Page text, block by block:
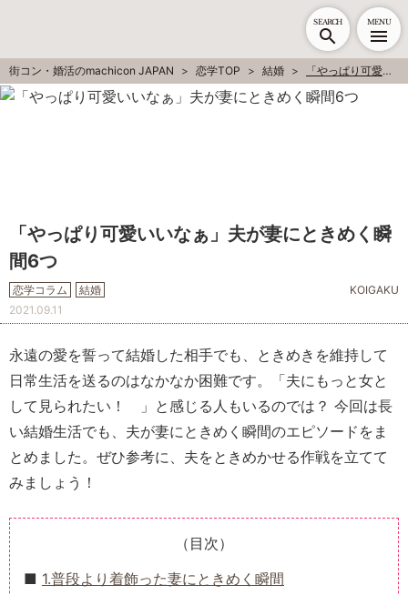
SEARCH MENU
街コン・婚活のmachicon JAPAN 恋学TOP 結婚 「やっぱり可愛いいなぁ」夫が妻にときめく瞬間6つ
「やっぱり可愛いいなぁ」夫が妻にときめく瞬
間6つ
恋学コラム 結婚
KOIGAKU
2021.09.11
永遠の愛を誓って結婚した相手でも、ときめきを維持して
日常生活を送るのはなかなか困難です。「夫にもっと女と
して見られたい！ 」と感じる人もいるのでは？ 今回は長
い結婚生活でも 、夫が妻にときめく瞬間のエピソードをま
とめました。ぜひ参考に、夫をときめかせる作戦を立てて
みましょう！
（目次）
1.普段より着飾った妻にときめく瞬間